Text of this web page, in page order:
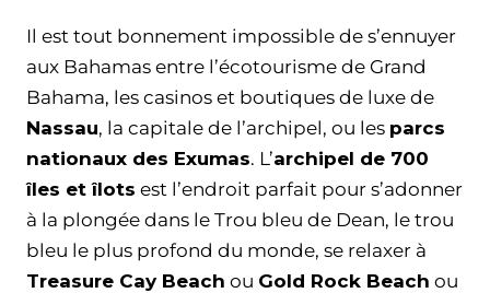
Il est tout bonnement impossible de s’ennuyer
aux Bahamas entre l’écotourisme de Grand
Bahama, les casinos et boutiques de luxe de
Nassau, la capitale de l’archipel, ou les parcs
nationaux des Exumas. L’archipel de 700
îles et îlots est l’endroit parfait pour s’adonner
à la plongée dans le Trou bleu de Dean, le trou
bleu le plus profond du monde, se relaxer à
Treasure Cay Beach ou Gold Rock Beach ou